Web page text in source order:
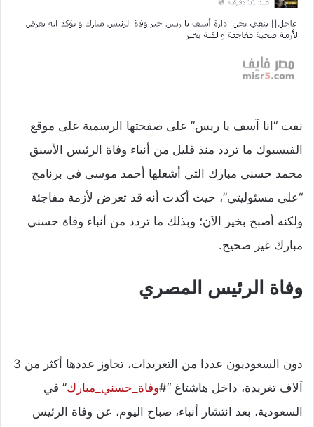
نفت “انا آسف يا ريس” على صفحتها الرسمية على موقع
الفيسبوك ما تردد منذ قليل من أنباء وفاة الرئيس الأسبق
محمد حسني مبارك التي أشعلها أحمد موسى في برنامج
“على مسئوليتي”، حيث أكدت أنه قد تعرض لأزمة مفاجئة
ولكنه أصبح بخير الآن؛ وبذلك ما تردد من أنباء وفاة حسني
مبارك غير صحيح.
وفاة الرئيس المصري
دون السعوديون عددا من التغريدات، تجاوز عددها أكثر من 3
آلاف تغريدة، داخل هاشتاغ “#وفاة_حسني_مبارك” في
السعودية، بعد انتشار أنباء، صباح اليوم، عن وفاة الرئيس